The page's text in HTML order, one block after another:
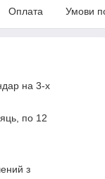
Оплата Умови
на 3-х
по 12
з